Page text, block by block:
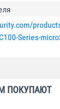
Series-
ПОКУПАЮТ